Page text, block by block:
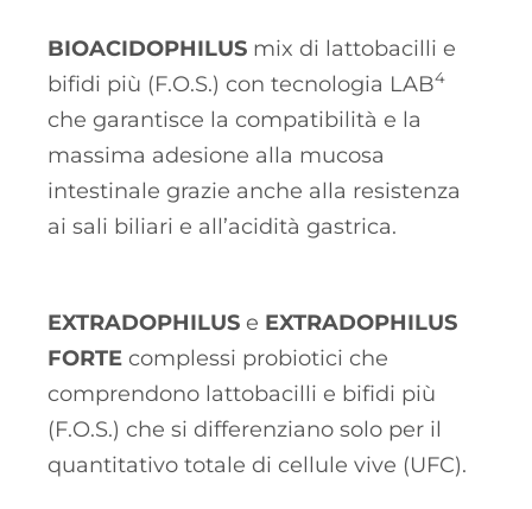
BIOACIDOPHILUS mix di lattobacilli e
bifidi più (F.O.S.) con tecnologia LAB4
che garantisce la compatibilità e la
massima adesione alla mucosa
intestinale grazie anche alla resistenza
ai sali biliari e all’acidità gastrica.
EXTRADOPHILUS e EXTRADOPHILUS
FORTE complessi probiotici che
comprendono lattobacilli e bifidi più
(F.O.S.) che si differenziano solo per il
quantitativo totale di cellule vive (UFC).